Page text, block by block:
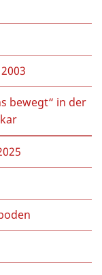
bewegt“ in der